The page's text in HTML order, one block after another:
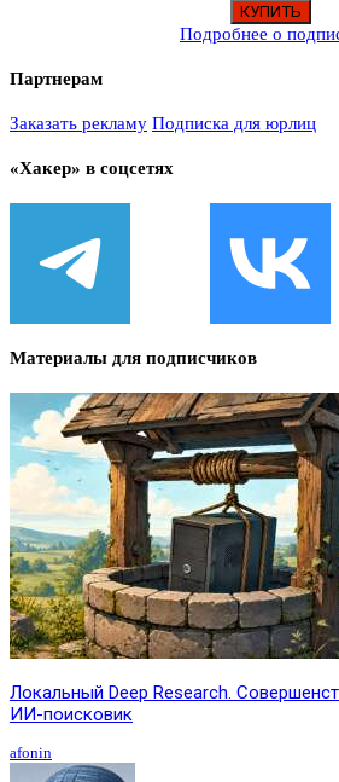
Подробнее о
Партнерам
Заказать рекламу Подписка для юрлиц
«Хакер» в соцсетях
Материалы для подписчиков
Локальный Deep Research.
ИИ-поисковик
afonin